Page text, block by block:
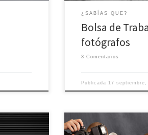
¿SABÍAS QUE?
Bolsa de
fotógrafos
3 Comentarios
Publicada 17 septiembre,